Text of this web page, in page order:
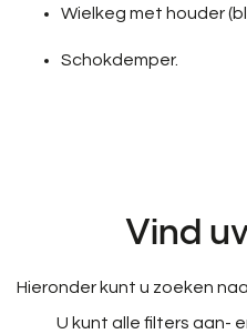
Wielkeg met houder
Schokdemper.
Vind
Hieronder kunt u zoeken
U kunt alle filters aan-